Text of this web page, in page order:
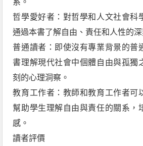
系。
哲學愛好者：對哲學和人文社會科
通過本書了解自由、責任和人性的深
普通讀者：即使沒有專業背景的普
書理解現代社會中個體自由與孤獨
刻的心理洞察。
教育工作者：教師和教育工作者可
幫助學生理解自由與責任的關系，
感。
讀者評價